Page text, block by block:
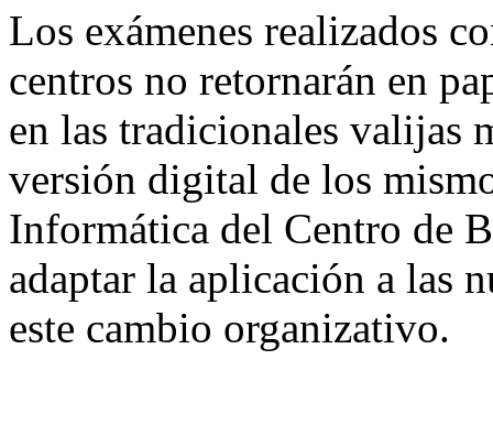
Los exámenes realizados
centros no retornarán en
en las tradicionales valijas
versión digital de los
Informática del Centro de
adaptar la aplicación a las
este cambio organizativo.